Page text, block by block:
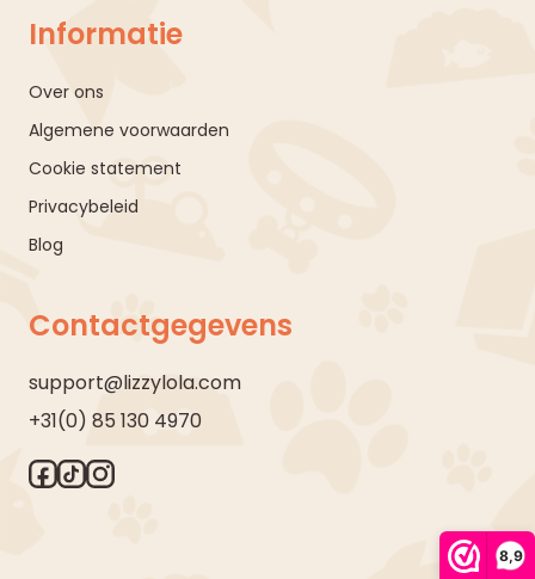
8,9
Informatie
Over ons
Algemene voorwaarden
Cookie statement
Privacybeleid
Blog
Contactgegevens
support@lizzylola.com
+31(0) 85 130 4970